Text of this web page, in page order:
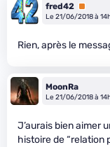
fred42 Premium
Le 21/06/2018 à
Rien, après le
MoonRa
Le 21/06/2018 à
J’aurais bien aimer
histoire de “relation